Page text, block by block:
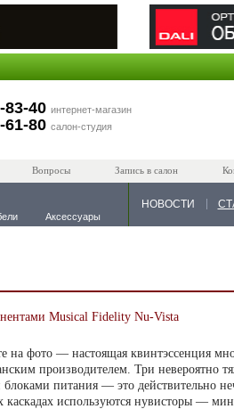
83-40 интернет-магазин
61-80 салон-студия
Вопросы Запись в салон
Аксессуары
НОВОСТИ
Musical Fidelity Nu-Vista
на фото — настоящая квинтэссенция
производителем. Три невероятно
питания — это действительно
каскадах используются нувисторы —